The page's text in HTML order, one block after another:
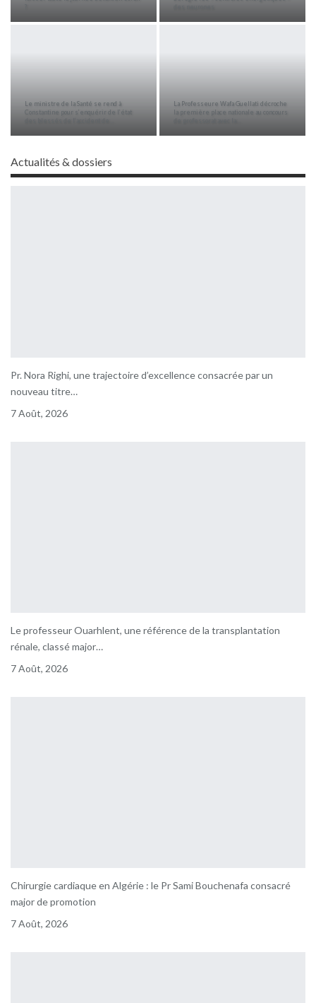
Le ministre de la Santé se rend à
Constantine pour s’enquérir de l’état
La Professeure Wafa Guellati décroche
la première place nationale au concours
Actualités & dossiers
Pr. Nora Righi, une trajectoire d’excellence consacrée par un
nouveau titre…
7 Août, 2026
Le professeur Ouarhlent, une référence de la transplantation
rénale, classé major…
7 Août, 2026
Chirurgie cardiaque en Algérie : le Pr Sami Bouchenafa consacré
major de promotion
7 Août, 2026